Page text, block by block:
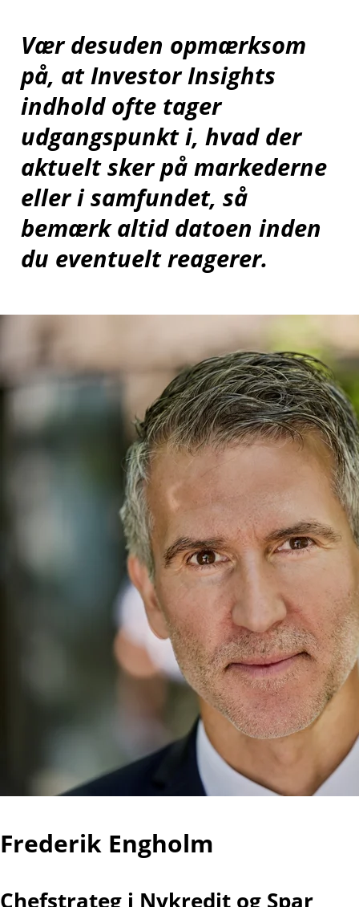
Vær desuden opmærksom
på, at Investor Insights
indhold ofte tager
udgangspunkt i, hvad der
aktuelt sker på markederne
eller i samfundet, så
bemærk altid datoen inden
du eventuelt reagerer.
Frederik Engholm
Chefstrateg i Nykredit og Spar